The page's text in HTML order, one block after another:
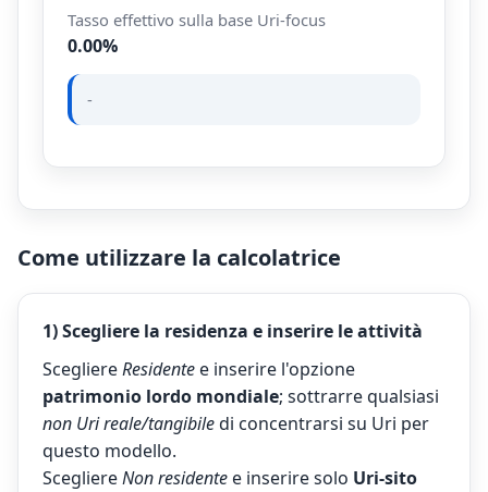
Tasso effettivo sulla base Uri-focus
0.00%
-
Come utilizzare la calcolatrice
1) Scegliere la residenza e inserire le attività
ScegliereResidente e inserire l'opzione
patrimonio lordo mondiale; sottrarre qualsiasi
non Uri reale/tangibiledi concentrarsi su Uri per
questo modello.
ScegliereNon residente e inserire solo Uri-sito